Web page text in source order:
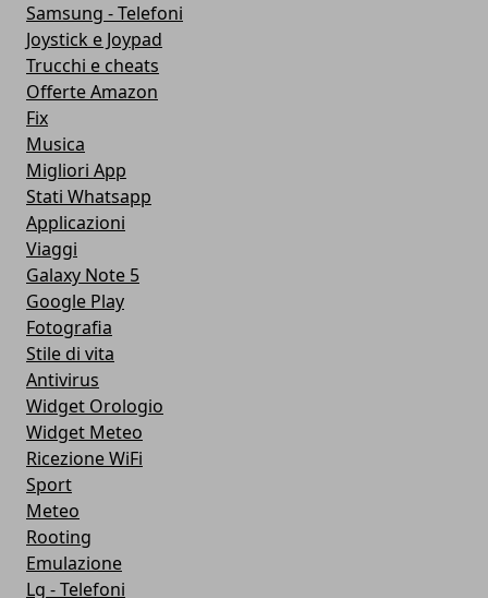
Samsung - Telefoni
Joystick e Joypad
Trucchi e cheats
Offerte Amazon
Fix
Musica
Migliori App
Stati Whatsapp
Applicazioni
Viaggi
Galaxy Note 5
Google Play
Fotografia
Stile di vita
Antivirus
Widget Orologio
Widget Meteo
Ricezione WiFi
Sport
Meteo
Rooting
Emulazione
Lg - Telefoni